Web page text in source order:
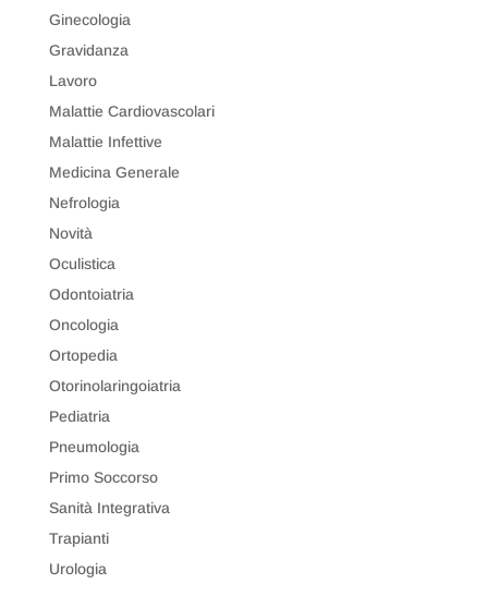
Ginecologia
Gravidanza
Lavoro
Malattie Cardiovascolari
Malattie Infettive
Medicina Generale
Nefrologia
Novità
Oculistica
Odontoiatria
Oncologia
Ortopedia
Otorinolaringoiatria
Pediatria
Pneumologia
Primo Soccorso
Sanità Integrativa
Trapianti
Urologia